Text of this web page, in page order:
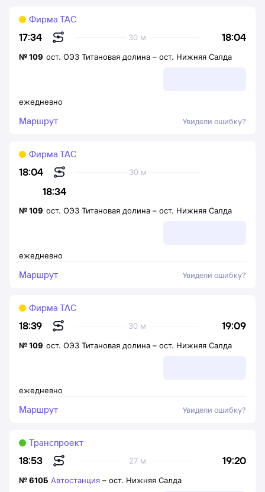
17:34 18:04
30 м
Фирма ТАС
ежедневно
№109 ост. ОЭЗ Титановая долина – ост. Нижняя Салда
Маршрут Увидели ошибку?
18:04
18:34
30 м
Фирма ТАС
ежедневно
№109 ост. ОЭЗ Титановая долина – ост. Нижняя Салда
Маршрут Увидели ошибку?
18:39 19:09
30 м
Фирма ТАС
ежедневно
№109 ост. ОЭЗ Титановая долина – ост. Нижняя Салда
Маршрут Увидели ошибку?
18:53 19:20
27 м
Транспроект
№610Б Автостанция – ост. Нижняя Салда